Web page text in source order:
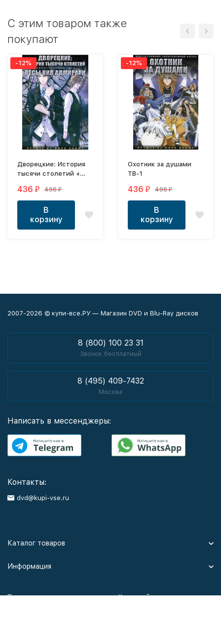
C этим товаром также
покупают
-12%
Дворецкие: История
тысячи столетий +
436 ₽ 496₽
В
корзину
-12%
Охотник за душами
ТВ-1
436 ₽ 496₽
В
корзину
2007-2026 © купи-все.РУ — Магазин DVD и Blu-Ray дисков
8 (800) 100 23 31
Звонок бесплатный
8 (495) 409-7432
Москва
Написать в мессенджеры:
Контакты:
dvd@kupi-vse.ru
Каталог товаров
Информация
Политика персональных данных Карта сайта